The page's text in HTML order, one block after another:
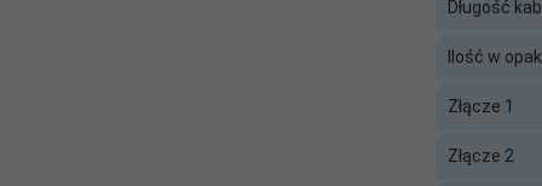
Długość
Ilość w
Złącze 1
Złącze 2